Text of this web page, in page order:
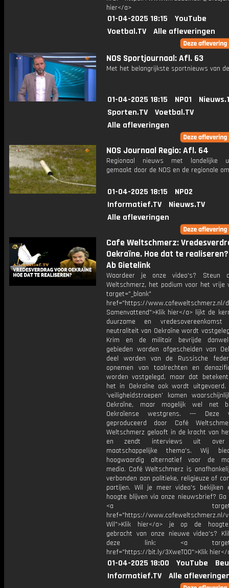
hier</a>
01-04-2025 18:15
YouTube
Voetbal.TV
Alle afleveringen
NOS Sportjournaal: Afl. 63
Met het belangrijkste sportnieuws van
01-04-2025 18:15 NPO1
Sporten.TV
Voetbal.TV
Alle afleveringen
NOS Journaal Regio: Afl. 64
Regionaal nieuws met landelijke
gemaakt door de NOS en de regionale
01-04-2025 18:15
NPO2
Informatief.TV
Nieuws.TV
Alle afleveringen
Cafe Weltschmerz:
Oekraïne. Hoe dat te
Ab Gietelink
Waardeer je onze video's? Steun
Weltschmerz, het podium voor het vrije
target="_blank"
href="https://www.cafeweltschmerz.nl/
Samenvattend">Klik hier</a> lijkt de
duurzame en
neutraliteit van Oekraïne wordt
Krim en de militair bevrijde
gebieden worden afgescheiden van
deel worden van de Russische
opnemen van taalrechten en
worden vastgelegd, maar dat
het in Oekraïne ook wordt uitgevoerd.
‘veiligheidstroepen’ komen
Oekraïne, maar mogelijk wel net
Oekraïense westgrens. --- Deze
geproduceerd door Café
Weltschmerz gelooft in de kracht van
en zendt interviews uit over
maatschappelijke thema's. Wij
hoogwaardig alternatief voor de
media. Café Weltschmerz is
verbonden aan politieke, religieuze of
partijen. Wil je meer video's bekijken
hoogte blijven via onze nieuwsbrief? Ga
<a
href="https://www.cafeweltschmerz.nl/
Wil">Klik hier</a> je op de
gebracht van onze nieuwe video's?
deze link: <a
href="https://bit.ly/3XweTO0">Klik hier</
01-04-2025 18:00 YouTube
Informatief.TV
Alle